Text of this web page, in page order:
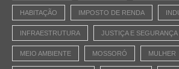
HABITAÇÃO IMPOSTO DE RENDA
INFRAESTRUTURA JUSTIÇA E SEGURANÇA
MEIO AMBIENTE MOSSORÓ MULHER